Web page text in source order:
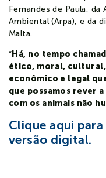
Fernandes de Paula,
Ambiental (Arpa), e da
Malta.
“Há, no tempo
ético, moral,
econômico e legal
que possamos rever
com os animais não
Clique aqui
versão digital.